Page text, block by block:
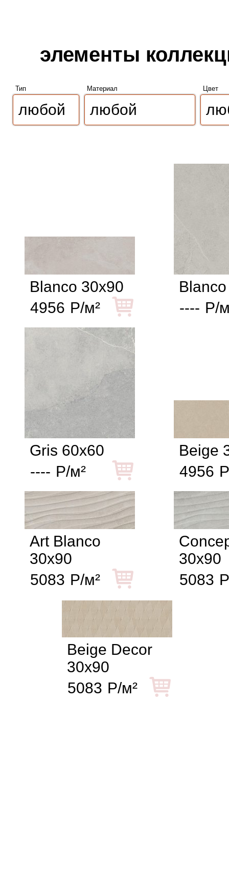
элементы
Тип Материал Цвет
Blanco 30x90
4956 Р/м²
---- Р/
Gris 60x60
---- Р/м²
Beige
4956
Art Blanco
30x90
5083 Р/м²
30x90
5083
Beige Decor
30x90
5083 Р/м²